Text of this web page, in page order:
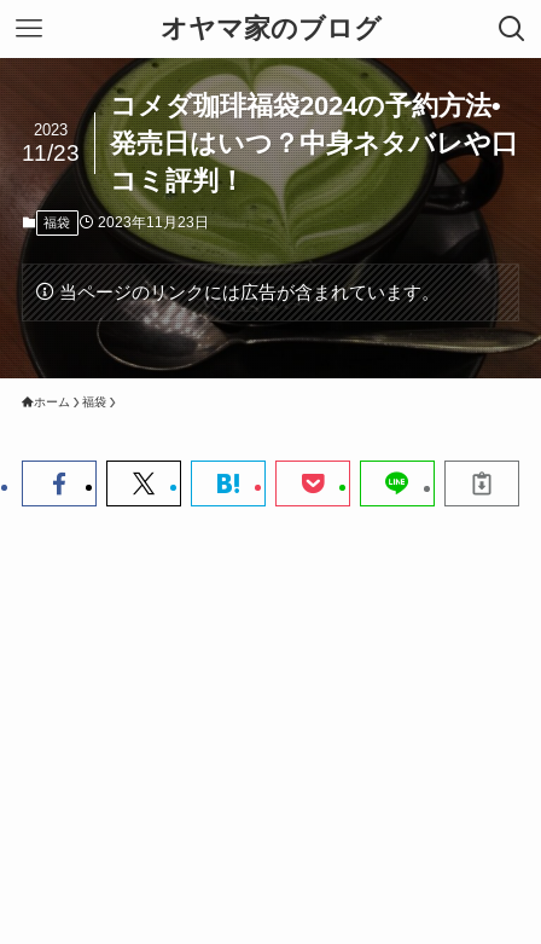
オヤマ家のブログ
コメダ珈琲福袋2024の予約方法•
発売日はいつ？中身ネタバレや口
コミ評判！
2023
11/23
福袋 2023年11月23日
当ページのリンクには広告が含まれています。
ホーム 福袋